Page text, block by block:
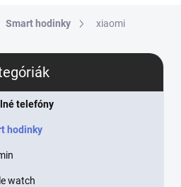
Smart hodinky xiaomi
telefóny
hodinky
watch